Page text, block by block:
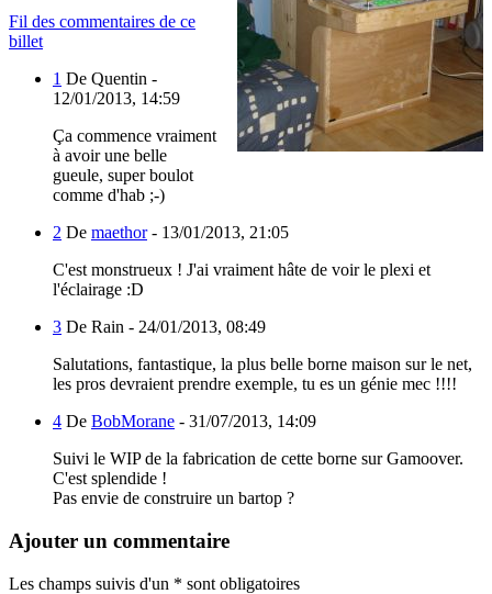
Fil des commentaires de ce
billet
1 De Quentin -
12/01/2013, 14:59
Ça commence vraiment
à avoir une belle
gueule, super boulot
comme d'hab ;-)
2 De maethor- 13/01/2013, 21:05
C'est monstrueux ! J'ai vraiment hâte de voir le plexi et
l'éclairage :D
3 De Rain - 24/01/2013, 08:49
Salutations, fantastique, la plus belle borne maison sur le net,
les pros devraient prendre exemple, tu es un génie mec !!!!
4 De BobMorane - 31/07/2013, 14:09
Suivi le WIP de la fabrication de cette borne sur Gamoover.
C'est splendide !
Pas envie de construire un bartop ?
Ajouter un commentaire
Les champs suivis d'un * sont obligatoires